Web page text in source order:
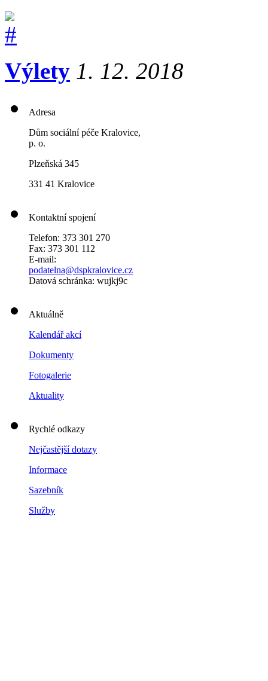
Výlety 1. 12. 2018
Adresa
Dům sociální péče Kralovice,
p. o.
Plzeňská 345
331 41 Kralovice
Kontaktní spojení
Telefon: 373 301 270
Fax: 373 301 112
E-mail:
podatelna@dspkralovice.cz
Datová schránka: wujkj9c
Aktuálně
Kalendář akcí
Dokumenty
Fotogalerie
Aktuality
Rychlé odkazy
Nejčastější dotazy
Informace
Sazebník
Služby